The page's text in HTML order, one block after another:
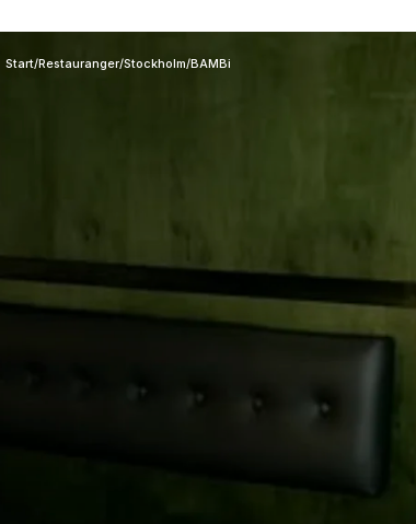
Start/Restauranger/Stockholm/BAMBi